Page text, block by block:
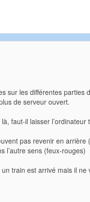
les différentes parties
de serveur ouvert.
faut-il laisser l’ordinateur
pas revenir en
l’autre sens (feux-rouges)
train est arrivé mais il